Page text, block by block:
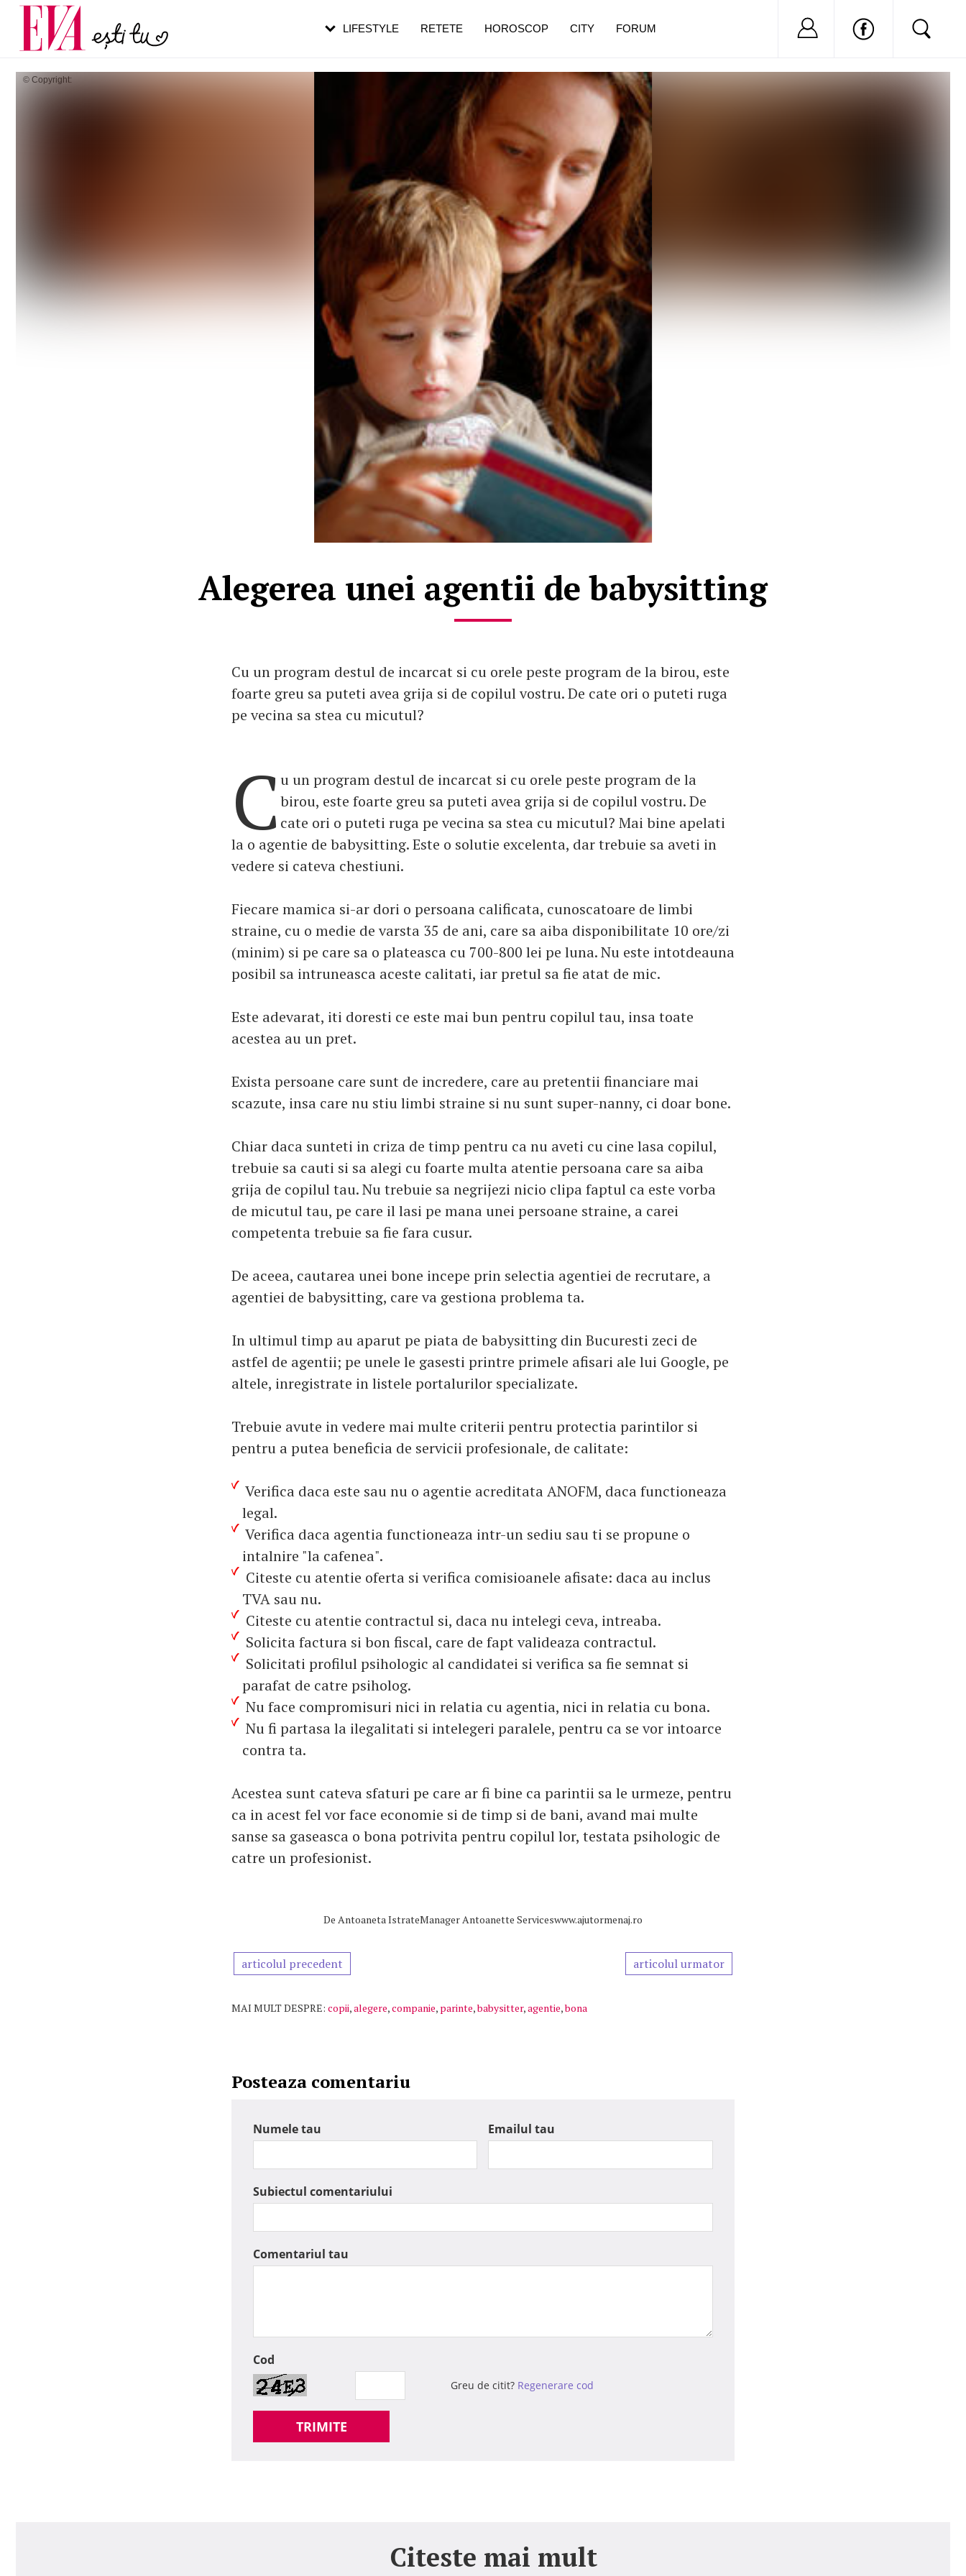
© Copyright:
Alegerea unei agentii de babysitting
Cu un program destul de incarcat si cu orele peste program de la birou, este
foarte greu sa puteti avea grija si de copilul vostru. De cate ori o puteti ruga
pe vecina sa stea cu micutul?
C u un program destul de incarcat si cu orele peste program de la
birou, este foarte greu sa puteti avea grija si de copilul vostru. De
cate ori o puteti ruga pe vecina sa stea cu micutul? Mai bine apelati
la o agentie de babysitting. Este o solutie excelenta, dar trebuie sa aveti in
vedere si cateva chestiuni.
Fiecare mamica si-ar dori o persoana calificata, cunoscatoare de limbi
straine, cu o medie de varsta 35 de ani, care sa aiba disponibilitate 10 ore/zi
(minim) si pe care sa o plateasca cu 700-800 lei pe luna. Nu este intotdeauna
posibil sa intruneasca aceste calitati, iar pretul sa fie atat de mic.
Este adevarat, iti doresti ce este mai bun pentru copilul tau, insa toate
acestea au un pret.
Exista persoane care sunt de incredere, care au pretentii financiare mai
scazute, insa care nu stiu limbi straine si nu sunt super-nanny, ci doar bone.
Chiar daca sunteti in criza de timp pentru ca nu aveti cu cine lasa copilul,
trebuie sa cauti si sa alegi cu foarte multa atentie persoana care sa aiba
grija de copilul tau. Nu trebuie sa negrijezi nicio clipa faptul ca este vorba
de micutul tau, pe care il lasi pe mana unei persoane straine, a carei
competenta trebuie sa fie fara cusur.
De aceea, cautarea unei bone incepe prin selectia agentiei de recrutare, a
agentiei de babysitting, care va gestiona problema ta.
In ultimul timp au aparut pe piata de babysitting din Bucuresti zeci de
astfel de agentii; pe unele le gasesti printre primele afisari ale lui Google, pe
altele, inregistrate in listele portalurilor specializate.
Trebuie avute in vedere mai multe criterii pentru protectia parintilor si
pentru a putea beneficia de servicii profesionale, de calitate:
Verifica daca este sau nu o agentie acreditata ANOFM, daca functioneaza
legal.
Verifica daca agentia functioneaza intr-un sediu sau ti se propune o
intalnire "la cafenea".
Citeste cu atentie oferta si verifica comisioanele afisate: daca au inclus
TVA sau nu.
Citeste cu atentie contractul si, daca nu intelegi ceva, intreaba.
Solicita factura si bon fiscal, care de fapt valideaza contractul.
Solicitati profilul psihologic al candidatei si verifica sa fie semnat si
parafat de catre psiholog.
Nu face compromisuri nici in relatia cu agentia, nici in relatia cu bona.
Nu fi partasa la ilegalitati si intelegeri paralele, pentru ca se vor intoarce
contra ta.
Acestea sunt cateva sfaturi pe care ar fi bine ca parintii sa le urmeze, pentru
ca in acest fel vor face economie si de timp si de bani, avand mai multe
sanse sa gaseasca o bona potrivita pentru copilul lor, testata psihologic de
catre un profesionist.
De Antoaneta IstrateManager Antoanette Serviceswww.ajutormenaj.ro
articolul precedent articolul urmator
MAI MULT DESPRE: copii,alegere,companie, parinte,babysitter,agentie,bona
Posteaza comentariu
Numele tau Emailul tau
Subiectul comentariului
Comentariul tau
Cod
Greu de citit? Regenerare cod
TRIMITE
Citeste mai mult
LIFESTYLE RETETE HOROSCOP CITY FORUM Nu ai cont?
Carieră
Actualitate
pe măsură ce înaintezi în vârstă
de dureroasă este investigația